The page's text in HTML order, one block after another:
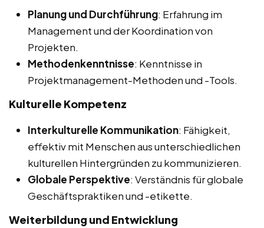
Planung und Durchführung: Erfahrung im
Management und der Koordination von
Projekten.
Methodenkenntnisse: Kenntnisse in
Projektmanagement-Methoden und -Tools.
Kulturelle Kompetenz
Interkulturelle Kommunikation: Fähigkeit,
effektiv mit Menschen aus unterschiedlichen
kulturellen Hintergründen zu kommunizieren.
Globale Perspektive: Verständnis für globale
Geschäftspraktiken und -etikette.
Weiterbildung und Entwicklung